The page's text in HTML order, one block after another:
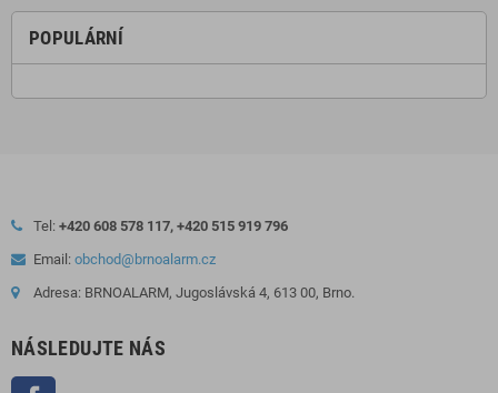
POPULÁRNÍ
Tel: +420 608 578 117, +420 515 919 796
Email: obchod@brnoalarm.cz
Adresa: BRNOALARM, Jugoslávská 4, 613 00, Brno.
NÁSLEDUJTE NÁS